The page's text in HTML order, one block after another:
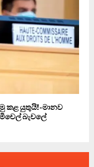
කළ යුතුයි!-මානව
බැචලේ